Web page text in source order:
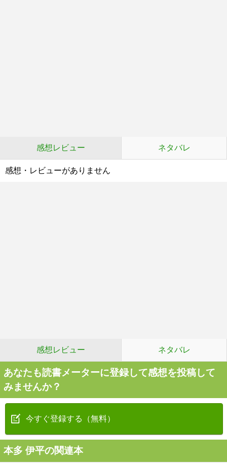
感想レビュー ネタバレ
感想・レビューがありません
感想レビュー ネタバレ
あなたも読書メーターに登録して感想を投稿して
みませんか？
今すぐ登録する（無料）
本多 伊平の関連本